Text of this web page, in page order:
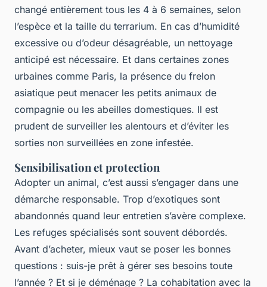
changé entièrement tous les 4 à 6 semaines, selon
l’espèce et la taille du terrarium. En cas d’humidité
excessive ou d’odeur désagréable, un nettoyage
anticipé est nécessaire. Et dans certaines zones
urbaines comme Paris, la présence du frelon
asiatique peut menacer les petits animaux de
compagnie ou les abeilles domestiques. Il est
prudent de surveiller les alentours et d’éviter les
sorties non surveillées en zone infestée.
Sensibilisation et protection
Adopter un animal, c’est aussi s’engager dans une
démarche responsable. Trop d’exotiques sont
abandonnés quand leur entretien s’avère complexe.
Les refuges spécialisés sont souvent débordés.
Avant d’acheter, mieux vaut se poser les bonnes
questions : suis-je prêt à gérer ses besoins toute
l’année ? Et si je déménage ? La cohabitation avec la